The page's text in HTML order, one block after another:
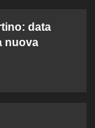
data
nuova